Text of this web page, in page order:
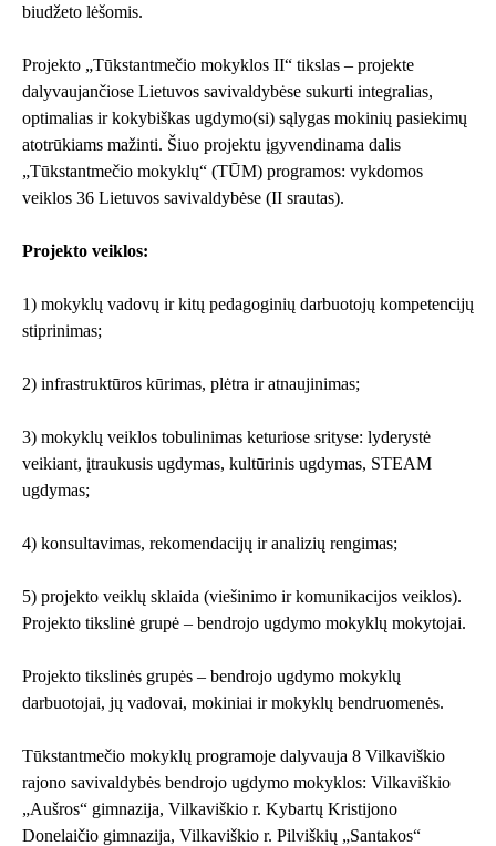
biudžeto lėšomis.
Projekto „Tūkstantmečio mokyklos II“ tikslas – projekte
dalyvaujančiose Lietuvos savivaldybėse sukurti integralias,
optimalias ir kokybiškas ugdymo(si) sąlygas mokinių pasiekimų
atotrūkiams mažinti. Šiuo projektu įgyvendinama dalis
„Tūkstantmečio mokyklų“ (TŪM) programos: vykdomos
veiklos 36 Lietuvos savivaldybėse (II srautas).
Projekto veiklos:
1) mokyklų vadovų ir kitų pedagoginių darbuotojų kompetencijų
stiprinimas;
2) infrastruktūros kūrimas, plėtra ir atnaujinimas;
3) mokyklų veiklos tobulinimas keturiose srityse: lyderystė
veikiant, įtraukusis ugdymas, kultūrinis ugdymas, STEAM
ugdymas;
4) konsultavimas, rekomendacijų ir analizių rengimas;
5) projekto veiklų sklaida (viešinimo ir komunikacijos veiklos).
Projekto tikslinė grupė – bendrojo ugdymo mokyklų mokytojai.
Projekto tikslinės grupės – bendrojo ugdymo mokyklų
darbuotojai, jų vadovai, mokiniai ir mokyklų bendruomenės.
Tūkstantmečio mokyklų programoje dalyvauja 8 Vilkaviškio
rajono savivaldybės bendrojo ugdymo mokyklos: Vilkaviškio
„Aušros“ gimnazija, Vilkaviškio r. Kybartų Kristijono
Donelaičio gimnazija, Vilkaviškio r. Pilviškių „Santakos“